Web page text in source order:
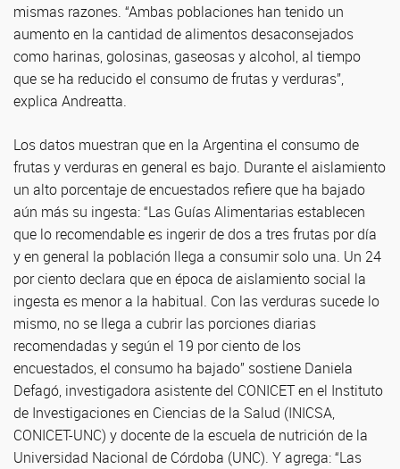
mismas razones. “Ambas poblaciones han tenido un
aumento en la cantidad de alimentos desaconsejados
como harinas, golosinas, gaseosas y alcohol, al tiempo
que se ha reducido el consumo de frutas y verduras”,
explica Andreatta.
Los datos muestran que en la Argentina el consumo de
frutas y verduras en general es bajo. Durante el aislamiento
un alto porcentaje de encuestados refiere que ha bajado
aún más su ingesta: “Las Guías Alimentarias establecen
que lo recomendable es ingerir de dos a tres frutas por día
y en general la población llega a consumir solo una. Un 24
por ciento declara que en época de aislamiento social la
ingesta es menor a la habitual. Con las verduras sucede lo
mismo, no se llega a cubrir las porciones diarias
recomendadas y según el 19 por ciento de los
encuestados, el consumo ha bajado” sostiene Daniela
Defagó, investigadora asistente del CONICET en el Instituto
de Investigaciones en Ciencias de la Salud (INICSA,
CONICET-UNC) y docente de la escuela de nutrición de la
Universidad Nacional de Córdoba (UNC). Y agrega: “Las